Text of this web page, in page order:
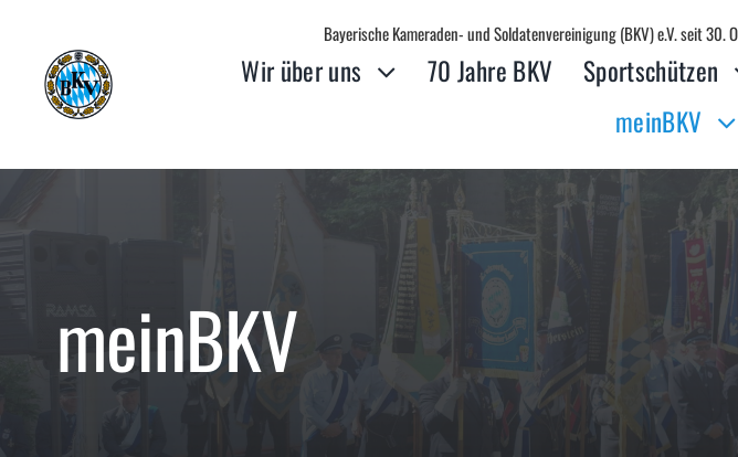
springen
Bayerische Kameraden- und Soldatenvereinigung (BKV) e.V. seit
Wir über uns 70 Jahre BKV Sportschützen
meinBKV
meinBKV